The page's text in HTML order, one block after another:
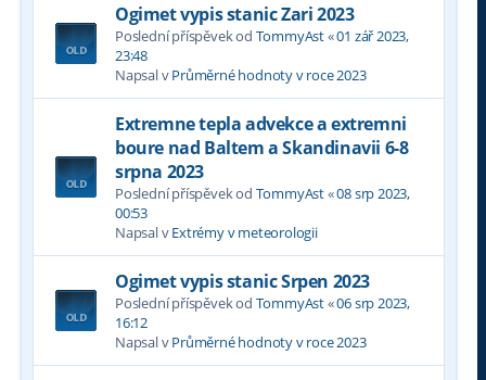
Ogimet vypis stanic Zari 2023
Poslední příspěvek od TommyAst«01 zář 2023,
23:48
Napsal vPrůměrné hodnoty v roce 2023
Extremne tepla advekce a extremni
boure nad Baltem a Skandinavii 6-8
srpna 2023
Poslední příspěvek od TommyAst«08 srp 2023,
00:53
Napsal vExtrémy v meteorologii
Ogimet vypis stanic Srpen 2023
Poslední příspěvek od TommyAst«06 srp 2023,
16:12
Napsal vPrůměrné hodnoty v roce 2023